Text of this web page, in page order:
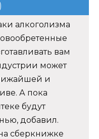
алкоголизма
вам
может
и
А пока
будут
добавил.
сберкнижке